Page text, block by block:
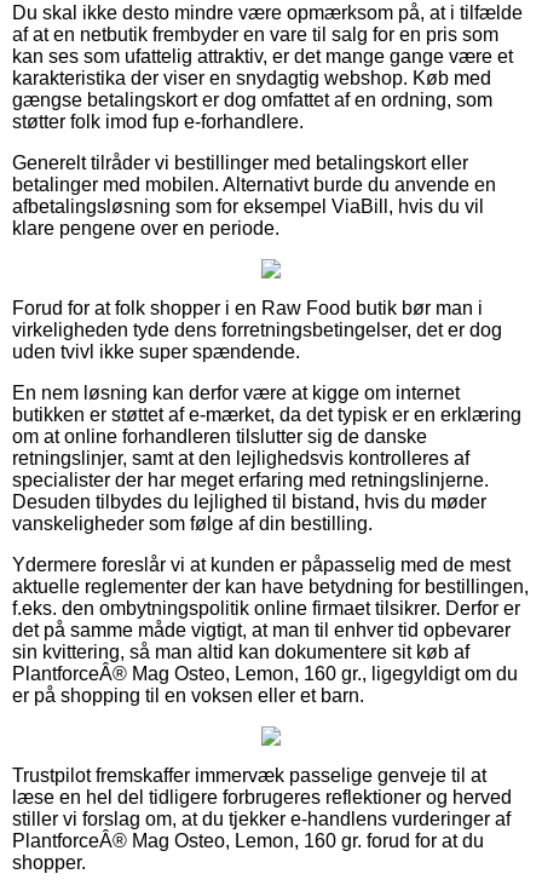
Du skal ikke desto mindre være opmærksom på, at i tilfælde
af at en netbutik frembyder en vare til salg for en pris som
kan ses som ufattelig attraktiv, er det mange gange være et
karakteristika der viser en snydagtig webshop. Køb med
gængse betalingskort er dog omfattet af en ordning, som
støtter folk imod fup e-forhandlere.
Generelt tilråder vi bestillinger med betalingskort eller
betalinger med mobilen. Alternativt burde du anvende en
afbetalingsløsning som for eksempel ViaBill, hvis du vil
klare pengene over en periode.
Forud for at folk shopper i en Raw Food butik bør man i
virkeligheden tyde dens forretningsbetingelser, det er dog
uden tvivl ikke super spændende.
En nem løsning kan derfor være at kigge om internet
butikken er støttet af e-mærket, da det typisk er en erklæring
om at online forhandleren tilslutter sig de danske
retningslinjer, samt at den lejlighedsvis kontrolleres af
specialister der har meget erfaring med retningslinjerne.
Desuden tilbydes du lejlighed til bistand, hvis du møder
vanskeligheder som følge af din bestilling.
Ydermere foreslår vi at kunden er påpasselig med de mest
aktuelle reglementer der kan have betydning for bestillingen,
f.eks. den ombytningspolitik online firmaet tilsikrer. Derfor er
det på samme måde vigtigt, at man til enhver tid opbevarer
sin kvittering, så man altid kan dokumentere sit køb af
PlantforceÂ® Mag Osteo, Lemon, 160 gr., ligegyldigt om du
er på shopping til en voksen eller et barn.
Trustpilot fremskaffer immervæk passelige genveje til at
læse en hel del tidligere forbrugeres reflektioner og herved
stiller vi forslag om, at du tjekker e-handlens vurderinger af
PlantforceÂ® Mag Osteo, Lemon, 160 gr. forud for at du
shopper.